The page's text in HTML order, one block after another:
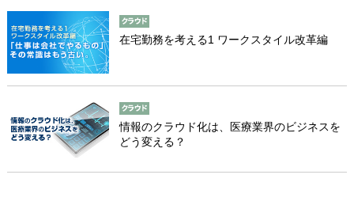
在宅勤務を考える1 ワークスタイル改革編
情報のクラウド化は、医療業界のビジネスを
どう変える？